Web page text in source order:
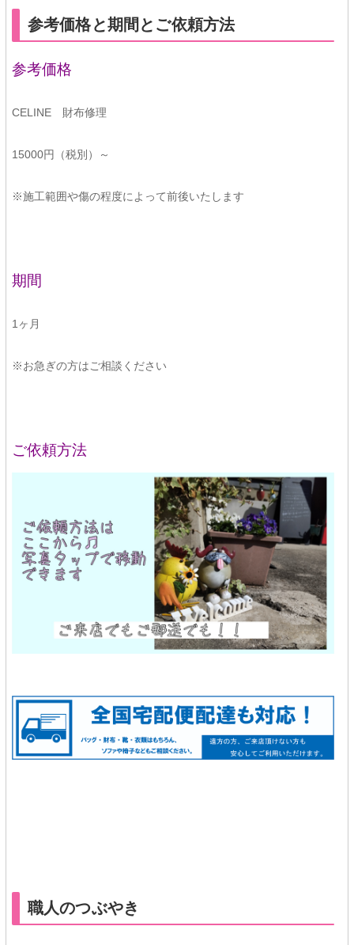
参考価格と期間とご依頼方法
参考価格
CELINE 財布修理
15000円（税別）～
※施工範囲や傷の程度によって前後いたします
期間
1ヶ月
※お急ぎの方はご相談ください
ご依頼方法
職人のつぶやき